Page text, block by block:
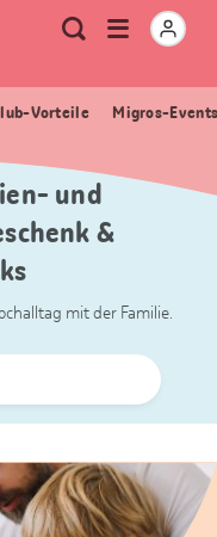
Meta
Navigation
Suche
Menu
öffnen
Vorteile Migros-
und
&
mit der Familie.